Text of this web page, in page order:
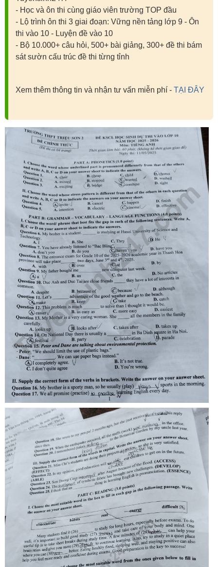
- Học và ôn thi cùng giáo viên trường TOP đầu
- Lộ trình ôn thi 3 giai đoạn: Vững nền tảng lớp 9 - Ôn
thi vào 10 - Luyện đề vào 10
- Bộ 10.000+ câu hỏi, 500+ bài giảng, 300+ đề thi bám
sát sườn cấu trúc đề thi từng tỉnh
Xem thêm thông tin và nhận tư vấn miễn phí - TẠI ĐÂY